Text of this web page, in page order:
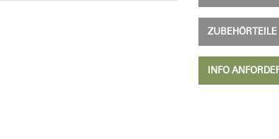
ZUBEHÖRTEILE
INFO